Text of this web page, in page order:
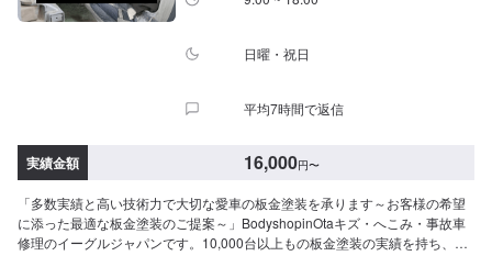
日曜・祝日
平均7時間で返信
実績金額 16,000円〜
「多数実績と高い技術力で大切な愛車の板金塗装を承ります～お客様の希望
に添った最適な板金塗装のご提案～」BodyshopinOtaキズ・へこみ・事故車
修理のイーグルジャパンです。10,000台以上もの板金塗装の実績を持ち、太